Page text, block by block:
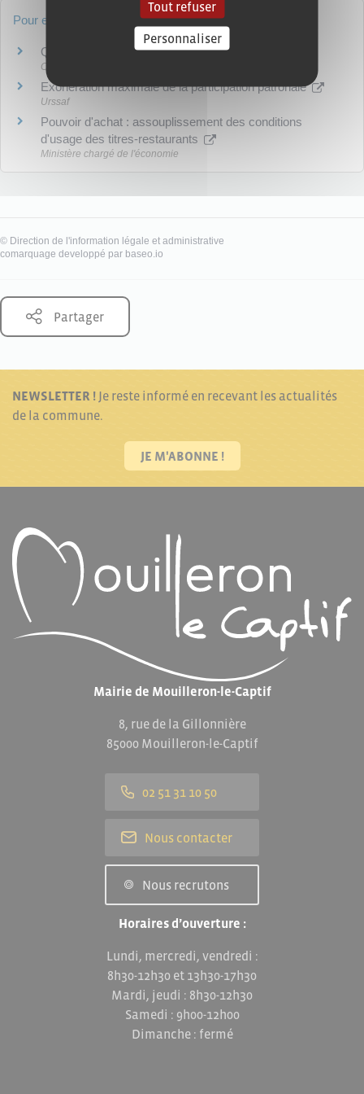
Pour en savoir plus
Questions-réponses sur les titres-restaurant
Commission nationale des titres-restaurant (CNTR)
Exonération maximale de la participation patronale
Urssaf
Pouvoir d'achat : assouplissement des conditions
d'usage des titres-restaurants
Ministère chargé de l'économie
© Direction de l'information légale et administrative
comarquage developpé par baseo.io
Partager
NEWSLETTER ! Je reste informé en recevant les actualités
de la commune.
JE M'ABONNE !
Mairie de Mouilleron-le-Captif
8, rue de la Gillonnière
85000 Mouilleron-le-Captif
02 51 31 10 50
Nous contacter
Nous recrutons
Horaires d’ouverture :
Lundi, mercredi, vendredi :
8h30-12h30 et 13h30-17h30
Mardi, jeudi : 8h30-12h30
Samedi : 9h00-12h00
Dimanche : fermé
Tout refuser
Personnaliser